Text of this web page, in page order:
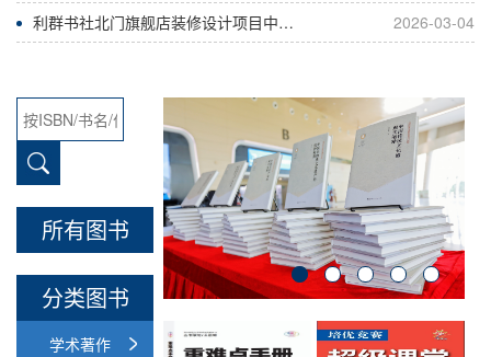
2026-03-04
利群书社北门旗舰店装修设计项目中标公告
所有图书
分类图书
学术著作